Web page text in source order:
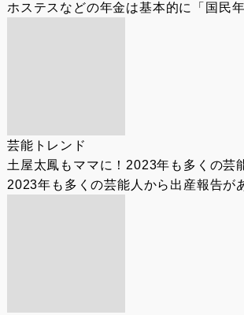
ホステスなどの年金は基本的に「国民
芸能トレンド
土屋太鳳もママに！2023年も多くの芸
2023年も多くの芸能人から出産報告が